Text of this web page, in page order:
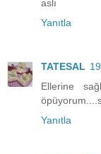
aslı
Yanıtla
TATESAL
Ellerine
Yanıtla